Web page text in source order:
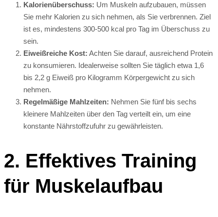
Kalorienüberschuss: Um Muskeln aufzubauen, müssen
Sie mehr Kalorien zu sich nehmen, als Sie verbrennen. Ziel
ist es, mindestens 300-500 kcal pro Tag im Überschuss zu
sein.
Eiweißreiche Kost: Achten Sie darauf, ausreichend Protein
zu konsumieren. Idealerweise sollten Sie täglich etwa 1,6
bis 2,2 g Eiweiß pro Kilogramm Körpergewicht zu sich
nehmen.
Regelmäßige Mahlzeiten: Nehmen Sie fünf bis sechs
kleinere Mahlzeiten über den Tag verteilt ein, um eine
konstante Nährstoffzufuhr zu gewährleisten.
2. Effektives Training
für Muskelaufbau